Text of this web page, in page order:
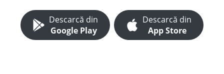
Descarcă din
Google Play
Descarcă din
App Store